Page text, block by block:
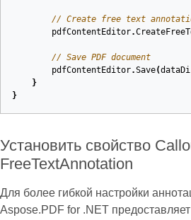
// Create free text
pdfContentEditor.
// Save PDF document
pdfContentEditor.Save(
}
}
Установить свойство
FreeTextAnnotation
Для более гибкой настройки
Aspose.PDF for .NET